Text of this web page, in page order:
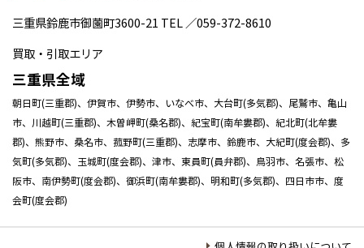
三重県鈴鹿市御薗町3600-21 TEL ／059-372-8610
買取・引取エリア
三重県全域
朝日町(三重郡)、伊賀市、伊勢市、いなべ市、大台町(多気郡)、尾鷲市、亀山
市、川越町(三重郡)、木曽岬町(桑名郡)、紀宝町(南牟婁郡)、紀北町(北牟婁
郡)、熊野市、桑名市、菰野町(三重郡)、志摩市、鈴鹿市、大紀町(度会郡)、多
気町(多気郡)、玉城町(度会郡)、津市、東員町(員弁郡)、鳥羽市、名張市、松
阪市、南伊勢町(度会郡)、御浜町(南牟婁郡)、明和町(多気郡)、四日市市、度
会町(度会郡)